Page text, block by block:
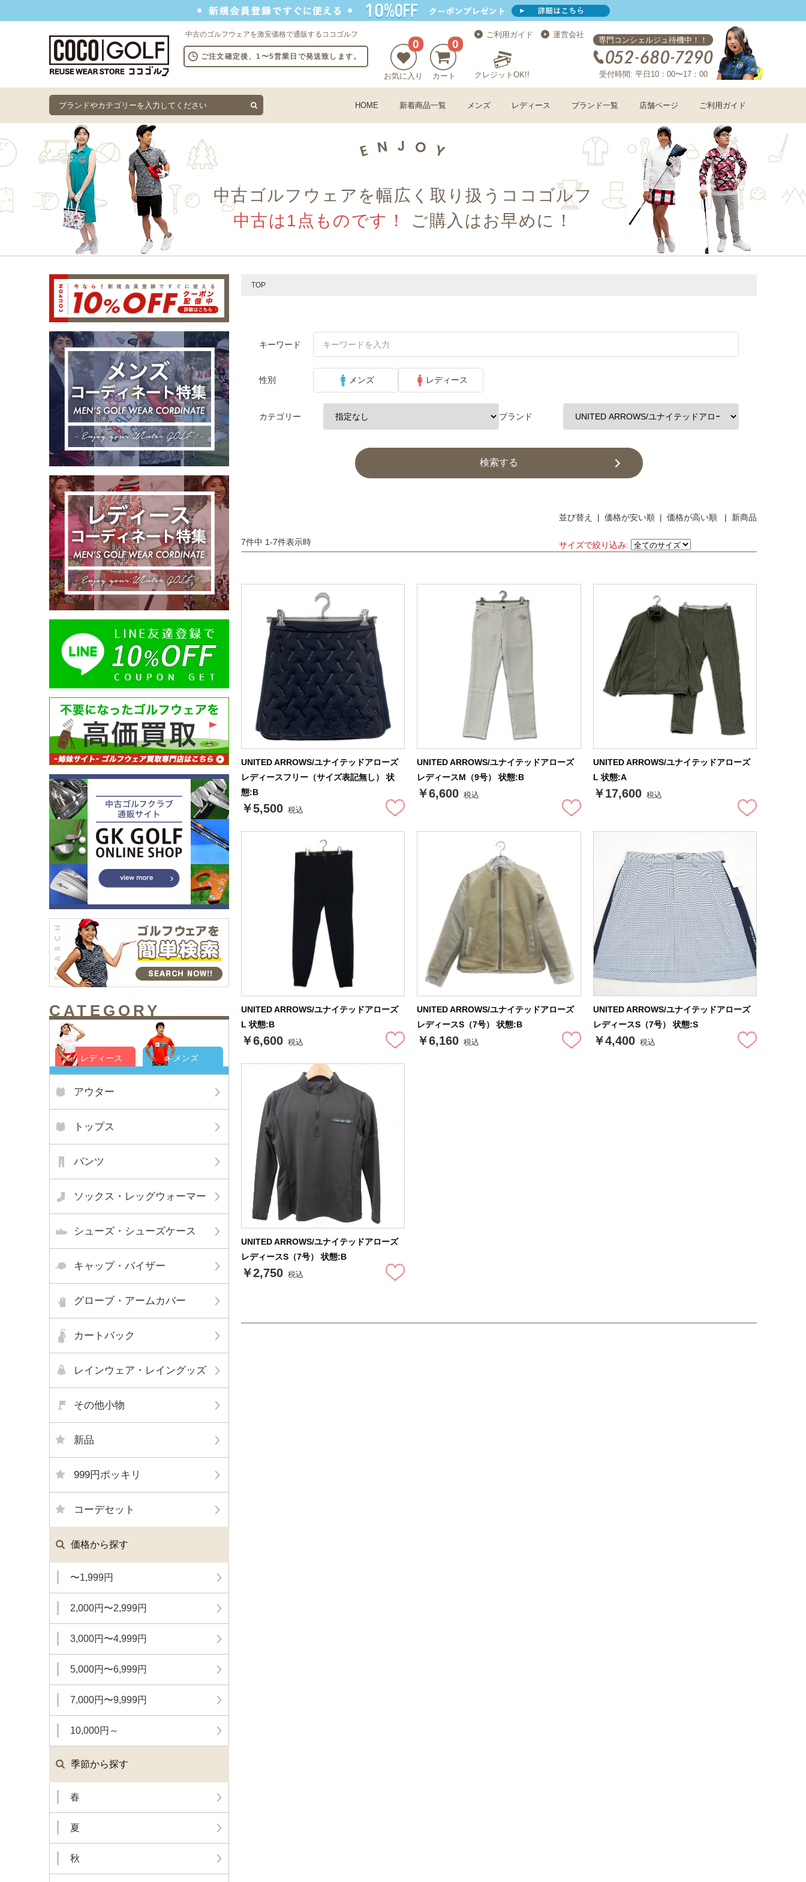
中古のゴルフウェアを激安価格で通販するココゴルフ
ご注文確定後、1〜5営業日で発送致します。
0
お気に入り
0
カート
ご利用ガイド 運営会社
クレジットOK!!
専門コンシェルジュ待機中！！
受付時間: 平日10：00〜17：00
HOME 新着商品一覧 メンズ レディース ブランド一覧 店舗ページ ご利用ガイド
中古ゴルフウェアを幅広く取り扱うココゴルフ
中古は1点ものです！ ご購入はお早めに！
CATEGORY
レディース メンズ
アウター
トップス
パンツ
ソックス・レッグウォーマー
シューズ・シューズケース
キャップ・バイザー
グローブ・アームカバー
カートバック
レインウェア・レイングッズ
その他小物
新品
999円ポッキリ
コーデセット
価格から探す
〜1,999円
2,000円〜2,999円
3,000円〜4,999円
5,000円〜6,999円
7,000円〜9,999円
10,000円～
季節から探す
春
夏
秋
TOP
キーワード
性別 メンズ レディース
カテゴリー ブランド
検索する
7件中 1-7件表示時
並び替え | 価格が安い順 | 価格が高い順 | 新商品
サイズで絞り込み:
UNITED ARROWS/ユナイテッドアローズ
レディースフリー（サイズ表記無し） 状
態:B
￥5,500 税込
UNITED ARROWS/ユナイテッドアローズ
レディースM（9号） 状態:B
￥6,600 税込
UNITED ARROWS/ユナイテッドアローズ
L 状態:A
￥17,600 税込
UNITED ARROWS/ユナイテッドアローズ
L 状態:B
￥6,600 税込
UNITED ARROWS/ユナイテッドアローズ
レディースS（7号） 状態:B
￥6,160 税込
UNITED ARROWS/ユナイテッドアローズ
レディースS（7号） 状態:S
￥4,400 税込
UNITED ARROWS/ユナイテッドアローズ
レディースS（7号） 状態:B
￥2,750 税込